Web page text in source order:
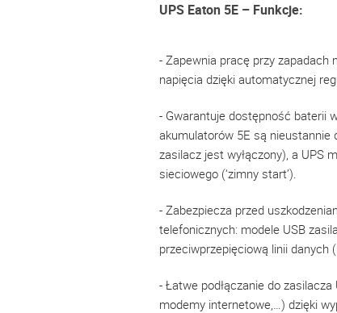
UPS Eaton 5E – Funkcje:
- Zapewnia pracę przy zapadach
napięcia dzięki automatycznej
- Gwarantuje dostępność baterii
akumulatorów 5E są nieustannie
zasilacz jest wyłączony), a UPS
sieciowego (‘zimny start’).
- Zabezpiecza przed
telefonicznych: modele USB
przeciwprzepięciową linii danych
- Łatwe podłączanie do
modemy internetowe,…) dzięki